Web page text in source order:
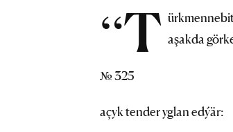
“T aşakda
№ 325
açyk tender yglan edýär: